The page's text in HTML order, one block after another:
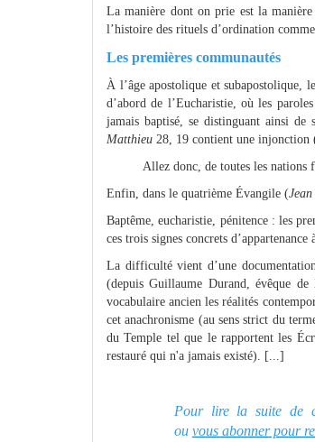
La manière dont on prie est la
l’histoire des rituels d’ordination
Les premières communautés
À l’âge apostolique et subapostolique,
d’abord de l’Eucharistie, où les
jamais baptisé, se distinguant ainsi
Matthieu 28, 19 contient une
Allez donc, de toutes les nations
Enfin, dans le quatrième Évangile (Jean
Baptême, eucharistie, pénitence : les
ces trois signes concrets d’appartenance
La difficulté vient d’une
(depuis Guillaume Durand, évêque
vocabulaire ancien les réalités
cet anachronisme (au sens strict du
du Temple tel que le rapportent les
restauré qui n'a jamais existé). [...]
Pour lire la suite de
ou vous abonner pour